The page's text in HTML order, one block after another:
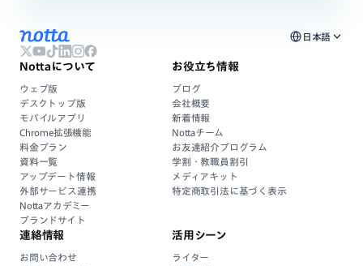
日本語
Nottaについて
ウェブ版
デスクトップ版
モバイルアプリ
Chrome拡張機能
料金プラン
資料一覧
アップデート情報
外部サービス連携
Nottaアカデミー
ブランドサイト
お役立ち情報
ブログ
会社概要
新着情報
Nottaチーム
お友達紹介プログラム
学割・教職員割引
メディアキット
特定商取引法に基づく表示
連絡情報
お問い合わせ
活用シーン
ライター